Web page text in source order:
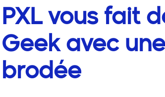
Santé - Bien-être
Sécurité - haute visibilité
Corporate
PXL vous fait
Geek avec
brodée